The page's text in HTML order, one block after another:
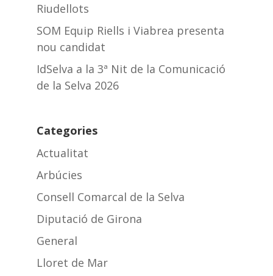
Riudellots
SOM Equip Riells i Viabrea presenta
nou candidat
IdSelva a la 3ª Nit de la Comunicació
de la Selva 2026
Categories
Actualitat
Arbúcies
Consell Comarcal de la Selva
Diputació de Girona
General
Lloret de Mar